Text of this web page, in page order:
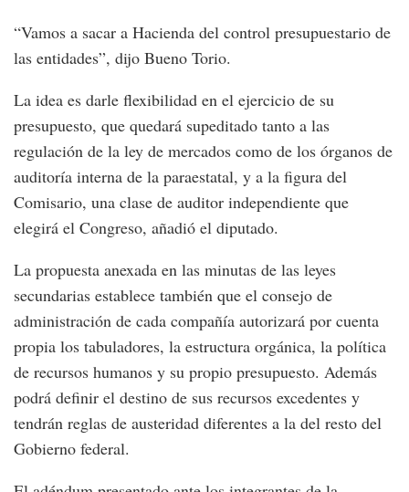
“Vamos a sacar a Hacienda del control presupuestario de
las entidades”, dijo Bueno Torio.
La idea es darle flexibilidad en el ejercicio de su
presupuesto, que quedará supeditado tanto a las
regulación de la ley de mercados como de los órganos de
auditoría interna de la paraestatal, y a la figura del
Comisario, una clase de auditor independiente que
elegirá el Congreso, añadió el diputado.
La propuesta anexada en las minutas de las leyes
secundarias establece también que el consejo de
administración de cada compañía autorizará por cuenta
propia los tabuladores, la estructura orgánica, la política
de recursos humanos y su propio presupuesto. Además
podrá definir el destino de sus recursos excedentes y
tendrán reglas de austeridad diferentes a la del resto del
Gobierno federal.